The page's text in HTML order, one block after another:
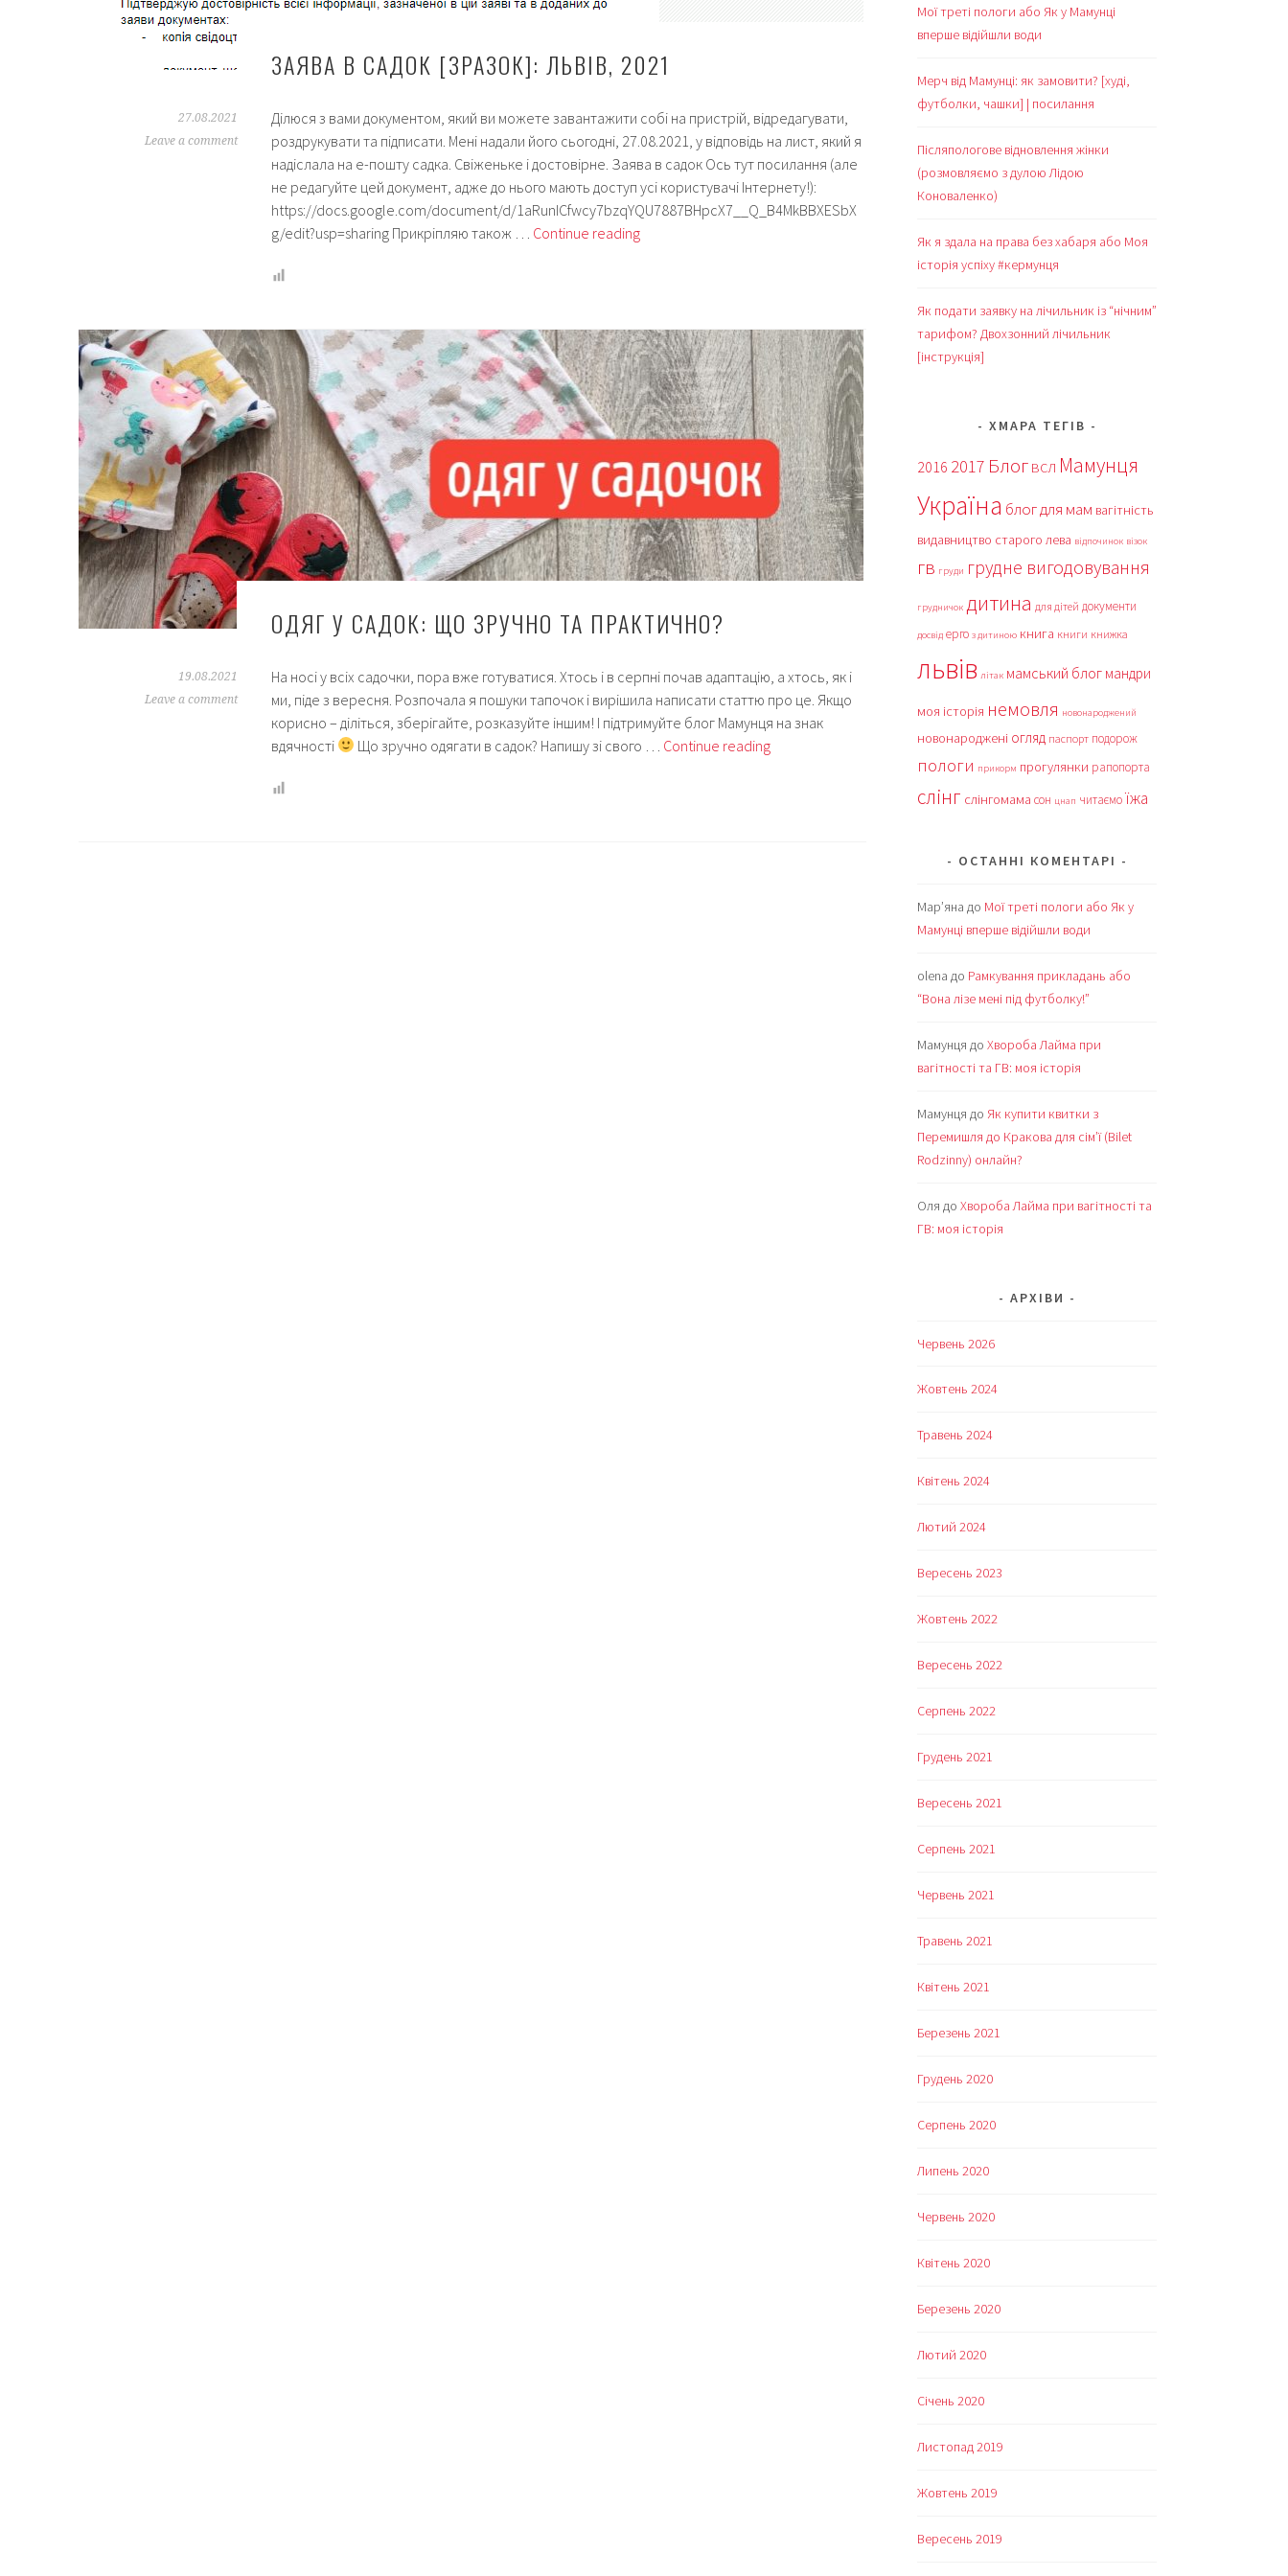
ЗАЯВА В САДОК [ЗРАЗОК]: ЛЬВІВ, 2021
27.08.2021
Leave a comment
Ділюся з вами документом, який ви можете завантажити собі на пристрій, відредагувати,
роздрукувати та підписати. Мені надали його сьогодні, 27.08.2021, у відповідь на лист, який я
надіслала на е-пошту садка. Свіженьке і достовірне. Заява в садок Ось тут посилання (але
не редагуйте цей документ, адже до нього мають доступ усі користувачі Інтернету!):
https://docs.google.com/document/d/1aRunICfwcy7bzqYQU7887BHpcX7__Q_B4MkBBXESbX
g/edit?usp=sharing Прикріпляю також … Continue readingЗаява
2021
ОДЯГ У САДОК: ЩО ЗРУЧНО ТА ПРАКТИЧНО?
19.08.2021
Leave a comment
На носі у всіх садочки, пора вже готуватися. Хтось і в серпні почав адаптацію, а хтось, як і
ми, піде з вересня. Розпочала я пошуки тапочок і вирішила написати статтю про це. Якщо
корисно – діліться, зберігайте, розказуйте іншим! І підтримуйте блог Мамунця на знак
вдячності
Що зручно одягати в садок? Напишу зі свого … Continue readingОдяг
Мої треті пологи або Як у Мамунці
вперше відійшли води
Мерч від Мамунці: як замовити? [худі,
футболки, чашки] | посилання
Післяпологове відновлення жінки
(розмовляємо з дулою Лідою
Коноваленко)
Як я здала на права без хабаря або Моя
історія успіху #кермунця
Як подати заявку на лічильник із “нічним”
тарифом? Двохзонний лічильник
[інструкція]
ХМАРА ТЕГІВ
2016 2017 Блог ВСЛ Мамунця
Україна блог для мам вагітність
видавництво старого лева відпочинок візок
гв груди грудне вигодовування
грудничок дитина для дітей документи
досвід ерго з дитиною книга книги книжка
львів літак мамський блог мандри
моя історія немовля новонароджений
новонароджені огляд паспорт подорож
пологи прикорм прогулянки рапопорта
слінг слінгомама сон цнап читаємоїжа
ОСТАННІ КОМЕНТАРІ
Мар’яна до Мої треті пологи або Як у
Мамунці вперше відійшли води
olena до Рамкування прикладань або
“Вона лізе мені під футболку!”
Мамунця до Хвороба Лайма при
вагітності та ГВ: моя історія
Мамунця до Як купити квитки з
Перемишля до Кракова для сім’ї (Bilet
Rodzinny) онлайн?
Оля до Хвороба Лайма при вагітності та
ГВ: моя історія
АРХІВИ
Червень 2026
Жовтень 2024
Травень 2024
Квітень 2024
Лютий 2024
Вересень 2023
Жовтень 2022
Вересень 2022
Серпень 2022
Грудень 2021
Вересень 2021
Серпень 2021
Червень 2021
Травень 2021
Квітень 2021
Березень 2021
Грудень 2020
Серпень 2020
Липень 2020
Червень 2020
Квітень 2020
Березень 2020
Лютий 2020
Січень 2020
Листопад 2019
Жовтень 2019
Вересень 2019